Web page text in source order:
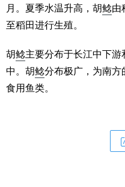
月。夏季水温升高，胡鲶由
至稻田进行生殖。
胡鲶主要分布于长江中下
中。胡鲶分布极广，为南方
食用鱼类。